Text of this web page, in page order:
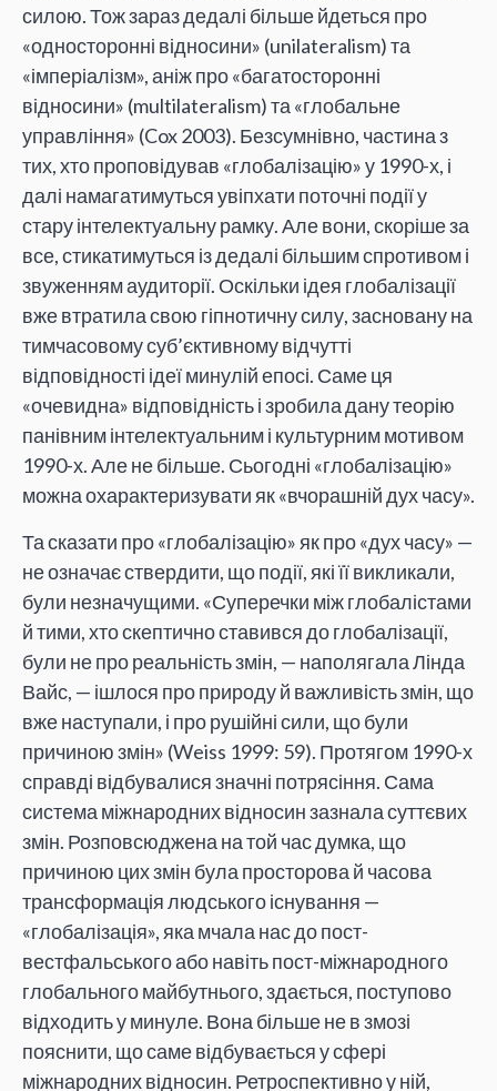
силою. Тож зараз дедалі більше йдеться про
«односторонні відносини» (unilateralism) та
«імперіалізм», аніж про «багатосторонні
відносини» (multilateralism) та «глобальне
управління» (Cox 2003). Безсумнівно, частина з
тих, хто проповідував «глобалізацію» у 1990-х, і
далі намагатимуться увіпхати поточні події у
стару інтелектуальну рамку. Але вони, скоріше за
все, стикатимуться із дедалі більшим спротивом і
звуженням аудиторії. Оскільки ідея глобалізації
вже втратила свою гіпнотичну силу, засновану на
тимчасовому суб’єктивному відчутті
відповідності ідеї минулій епосі. Саме ця
«очевидна» відповідність і зробила дану теорію
панівним інтелектуальним і культурним мотивом
1990-х. Але не більше. Сьогодні «глобалізацію»
можна охарактеризувати як «вчорашній дух часу».
Та сказати про «глобалізацію» як про «дух часу» —
не означає ствердити, що події, які її викликали,
були незначущими. «Суперечки між глобалістами
й тими, хто скептично ставився до глобалізації,
були не про реальність змін, — наполягала Лінда
Вайс, — ішлося про природу й важливість змін, що
вже наступали, і про рушійні сили, що були
причиною змін» (Weiss 1999: 59). Протягом 1990-х
справді відбувалися значні потрясіння. Сама
система міжнародних відносин зазнала суттєвих
змін. Розповсюджена на той час думка, що
причиною цих змін була просторова й часова
трансформація людського існування —
«глобалізація», яка мчала нас до пост-
вестфальського або навіть пост-міжнародного
глобального майбутнього, здається, поступово
відходить у минуле. Вона більше не в змозі
пояснити, що саме відбувається у сфері
міжнародних відносин. Ретроспективно у ній,